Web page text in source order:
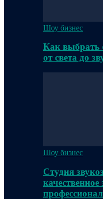
Шоу бизнес
Как выбрать
от света до
Шоу бизнес
Студия
качественное